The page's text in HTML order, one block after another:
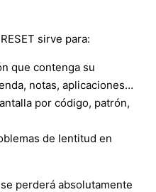
sirve para:
que contenga su
notas, aplicaciones…
por código, patrón,
de lentitud en
perderá absolutamente